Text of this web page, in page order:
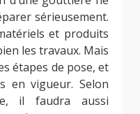
sérieusement.
et produits
les travaux. Mais
étapes de pose, et
en vigueur. Selon
il faudra aussi